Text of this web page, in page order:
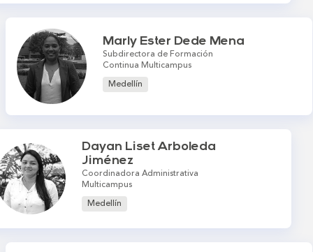
Marly Ester Dede Mena
Subdirectora de Formación
Continua Multicampus
Medellín
Dayan Liset Arboleda
Jiménez
Coordinadora Administrativa
Multicampus
Medellín